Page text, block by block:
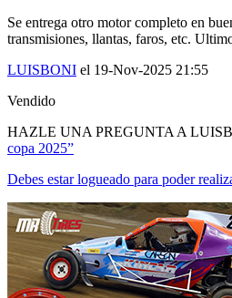
Se entrega otro motor completo en
transmisiones, llantas, faros, etc.
LUISBONI el 19-Nov-2025 21:55
Vendido
HAZLE UNA PREGUNTA A
copa 2025”
Debes estar logueado para poder